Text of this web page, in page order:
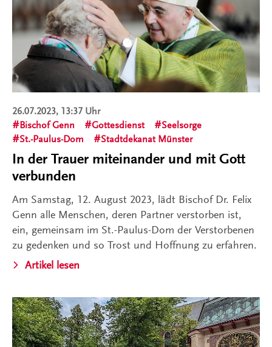
26.07.2023, 13:37 Uhr
Bischof Genn
Gottesdienst
Seelsorge
St.-Paulus-Dom
Stadtdekanat Münster
In der Trauer miteinander und mit Gott
verbunden
Am Samstag, 12. August 2023, lädt Bischof Dr. Felix
Genn alle Menschen, deren Partner verstorben ist,
ein, gemeinsam im St.-Paulus-Dom der Verstorbenen
zu gedenken und so Trost und Hoffnung zu erfahren.
Artikel lesen